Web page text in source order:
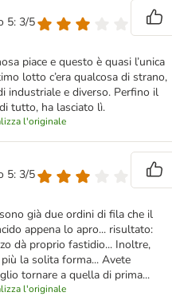
5: 3/5
piace e questo è quasi l’unica
lotto c’era qualcosa di strano,
industriale e diverso. Perfino il
tutto, ha lasciato lì.
l'originale
5: 3/5
già due ordini di fila che il
appena lo apro... risultato:
dà proprio fastidio... Inoltre,
la solita forma... Avete
tornare a quella di prima...
l'originale